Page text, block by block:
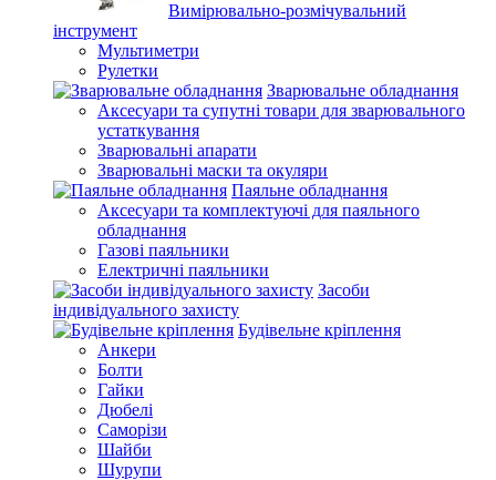
Вимірювально-розмічувальний
інструмент
Мультиметри
Рулетки
Зварювальне обладнання
Аксесуари та супутні товари для зварювального
устаткування
Зварювальні апарати
Зварювальні маски та окуляри
Паяльне обладнання
Аксесуари та комплектуючі для паяльного
обладнання
Газові паяльники
Електричні паяльники
Засоби
індивідуального захисту
Будівельне кріплення
Анкери
Болти
Гайки
Дюбелі
Саморізи
Шайби
Шурупи